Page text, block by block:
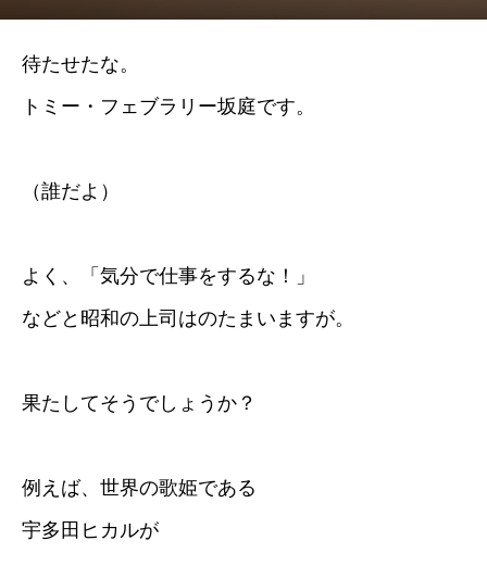
待たせたな。
トミー・フェブラリー坂庭です。
（誰だよ）
よく、「気分で仕事をするな！」
などと昭和の上司はのたまいますが。
果たしてそうでしょうか？
例えば、世界の歌姫である
宇多田ヒカルが